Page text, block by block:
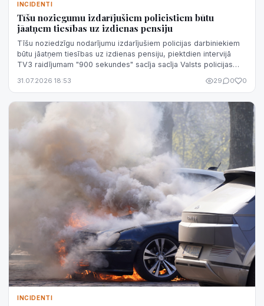
INCIDENTI
Tīšu noziegumu izdarījušiem policistiem būtu
jāatņem tiesības uz izdienas pensiju
Tīšu noziedzīgu nodarījumu izdarījušiem policijas darbiniekiem
būtu jāatņem tiesības uz izdienas pensiju, piektdien intervijā
TV3 raidījumam "900 sekundes" sacīja sacīja Valsts policijas
31.07.2026 18:53 29 0 0
INCIDENTI